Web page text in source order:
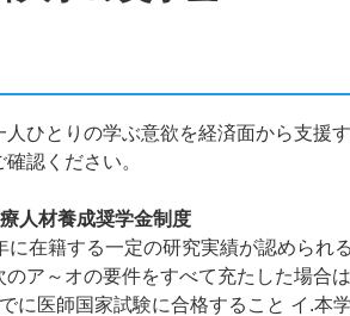
人ひとりの学ぶ意欲を経済面から支援
認ください。
人材養成奨学金制度
に在籍する一定の研究実績が認められ
のア～オの要件をすべて充たした場合
に医師国家試験に合格すること イ.本